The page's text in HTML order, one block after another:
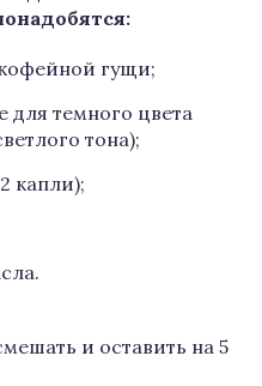
гущи;
для темного цвета
тона);
капли);
и оставить на 5